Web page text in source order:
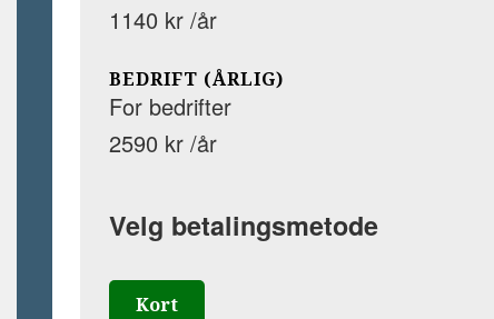
1140 kr /år
BEDRIFT (ÅRLIG)
For bedrifter
2590 kr /år
Velg betalingsmetode
Kort